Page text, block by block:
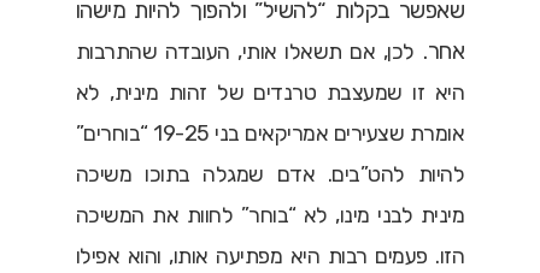
שאפשר בקלות “להשיל” ולהפוך להיות מישהו
אחר. לכן, אם תשאלו אותי, העובדה שהתרבות
היא זו שמעצבת טרנדים של זהות מינית, לא
אומרת שצעירים אמריקאים בני 19-25 “בוחרים”
להיות להט”בים. אדם שמגלה בתוכו משיכה
מינית לבני מינו, לא “בוחר” לחוות את המשיכה
הזו. פעמים רבות היא מפתיעה אותו, והוא אפילו